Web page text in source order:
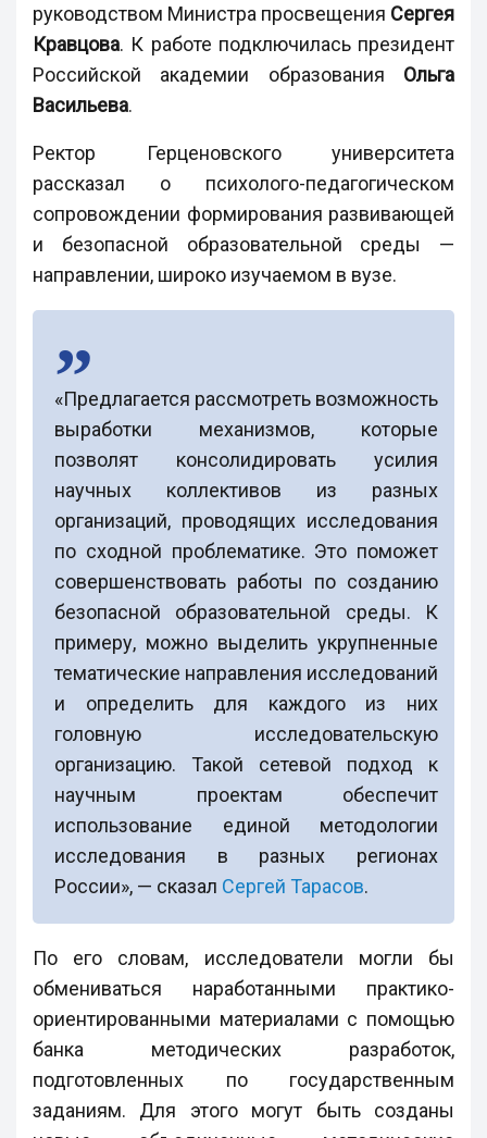
руководством Министра просвещения Сергея
Кравцова. К работе подключилась президент
Российской академии образования Ольга
Васильева.
Ректор Герценовского университета
рассказал о психолого-педагогическом
сопровождении формирования развивающей
и безопасной образовательной среды —
направлении, широко изучаемом в вузе.
«Предлагается рассмотреть возможность
выработки механизмов, которые
позволят консолидировать усилия
научных коллективов из разных
организаций, проводящих исследования
по сходной проблематике. Это поможет
совершенствовать работы по созданию
безопасной образовательной среды. К
примеру, можно выделить укрупненные
тематические направления исследований
и определить для каждого из них
головную исследовательскую
организацию. Такой сетевой подход к
научным проектам обеспечит
использование единой методологии
исследования в разных регионах
России», — сказал Сергей Тарасов.
По его словам, исследователи могли бы
обмениваться наработанными практико-
ориентированными материалами с помощью
банка методических разработок,
подготовленных по государственным
заданиям. Для этого могут быть созданы